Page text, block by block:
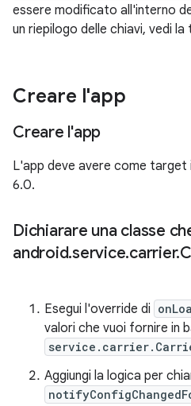
essere modificato all'interno
un riepilogo delle chiavi, vedi
Creare l'app
Creare l'app
L'app deve avere come target
6.0.
Dichiarare una classe
android.service.carrier.
Esegui l'override di
valori che vuoi fornire in
Aggiungi la logica per